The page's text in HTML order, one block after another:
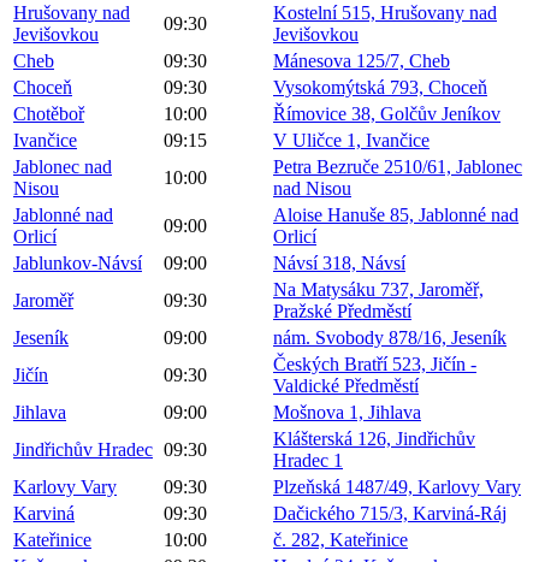
Hrušovany nad
Jevišovkou
09:30
Kostelní 515, Hrušovany nad
Jevišovkou
Cheb
09:30
Mánesova 125/7, Cheb
Choceň
09:30
Vysokomýtská 793, Choceň
Chotěboř
10:00
Římovice 38, Golčův Jeníkov
Ivančice
09:15
V Uličce 1, Ivančice
Jablonec nad
Nisou
10:00
Petra Bezruče 2510/61, Jablonec
nad Nisou
Jablonné nad
Orlicí
09:00
Aloise Hanuše 85, Jablonné nad
Orlicí
Jablunkov-Návsí
09:00
Návsí 318, Návsí
Jaroměř
09:30
Na Matysáku 737, Jaroměř,
Pražské Předměstí
Jeseník
09:00
nám. Svobody 878/16, Jeseník
Jičín
09:30
Českých Bratří 523, Jičín -
Valdické Předměstí
Jihlava
09:00
Mošnova 1, Jihlava
Jindřichův Hradec 09:30
Klášterská 126, Jindřichův
Hradec 1
Karlovy Vary
09:30
Plzeňská 1487/49, Karlovy Vary
Karviná
09:30
Dačického 715/3, Karviná-Ráj
Kateřinice
10:00
č. 282, Kateřinice